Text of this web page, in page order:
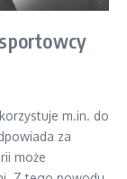
m.in. do
za
może